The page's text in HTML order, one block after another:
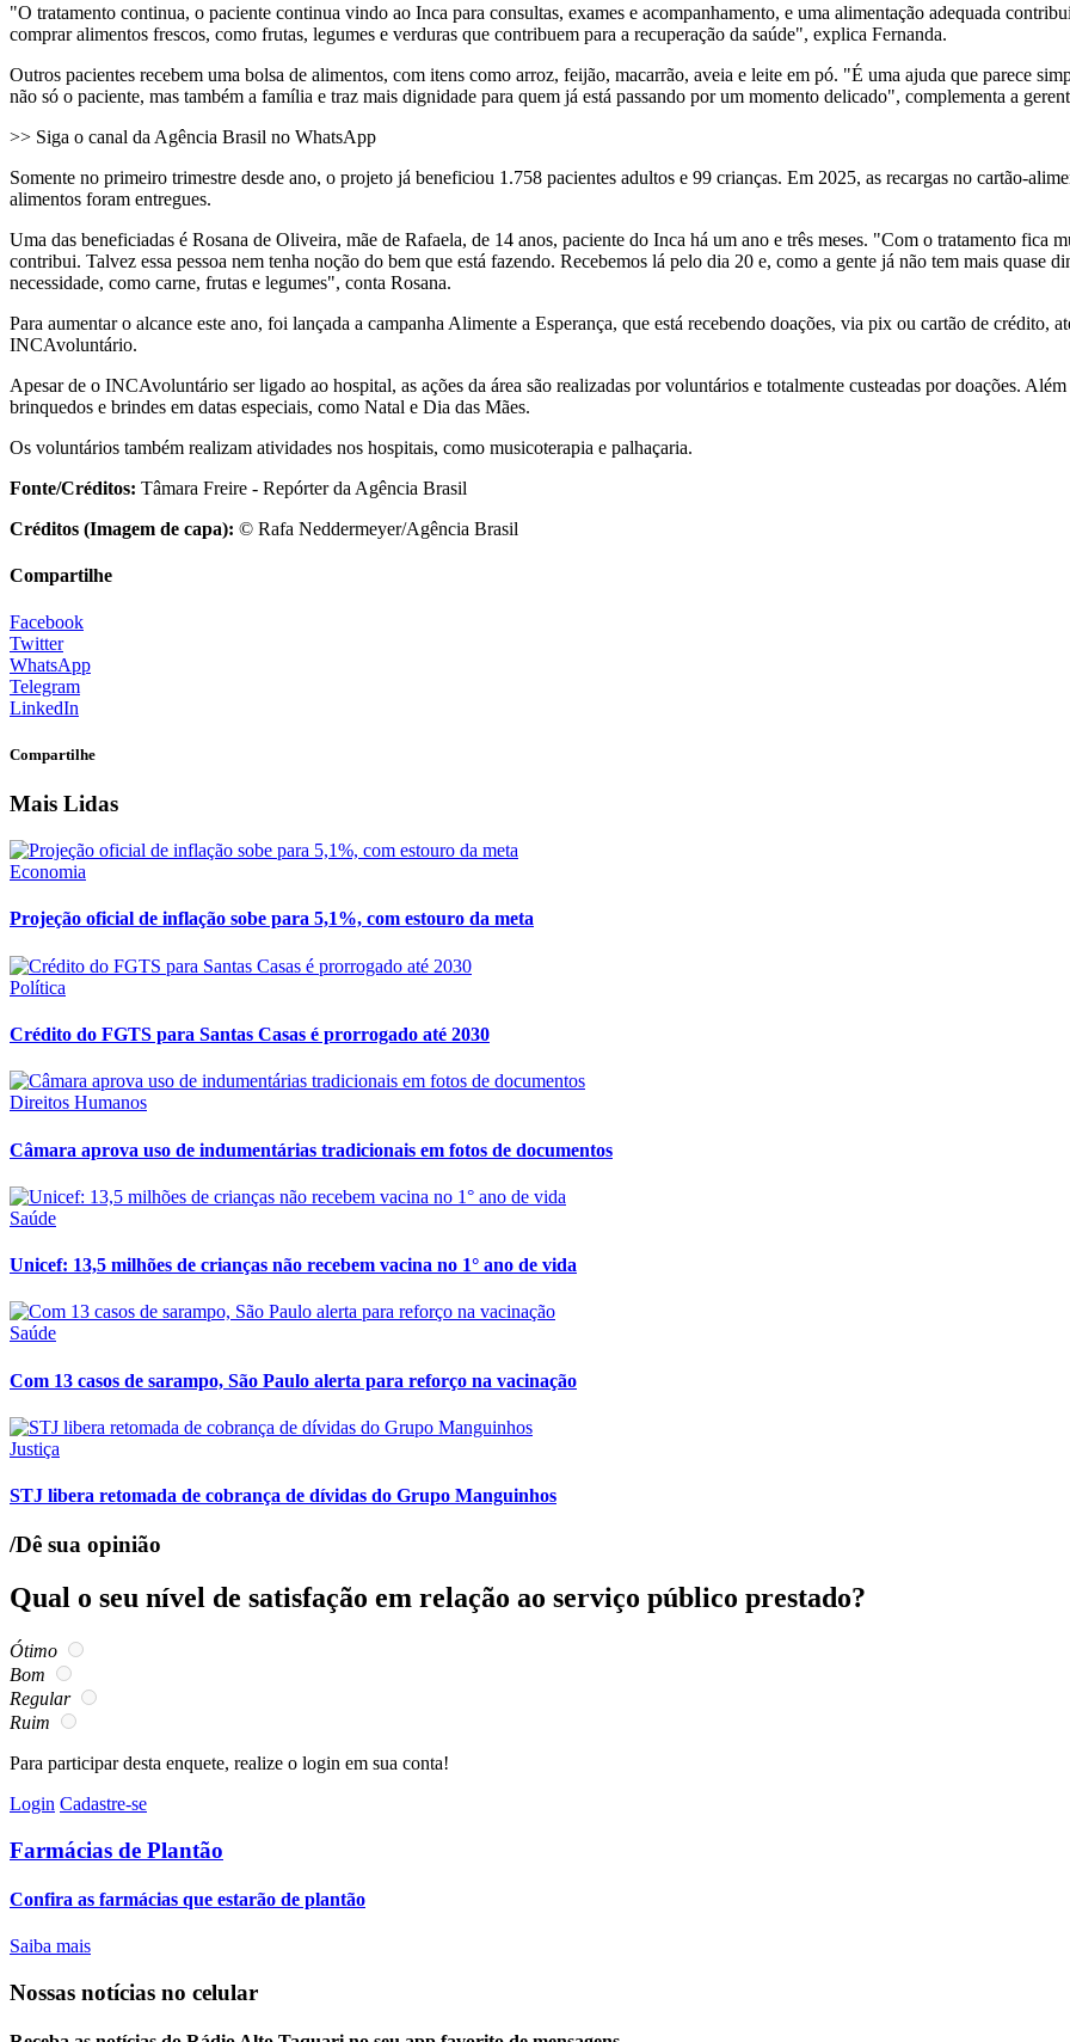
"O tratamento continua, o paciente continua vindo ao Inca para consultas, exames e acompanhamento, e uma alimentação adequada
comprar alimentos frescos, como frutas, legumes e verduras que contribuem para a recuperação da saúde", explica Fernanda.
Outros pacientes recebem uma bolsa de alimentos, com itens como arroz, feijão, macarrão, aveia e leite em pó. "É uma ajuda que parece
não só o paciente, mas também a família e traz mais dignidade para quem já está passando por um momento delicado", complementa a
>> Siga o canal da Agência Brasil no WhatsApp
Somente no primeiro trimestre desde ano, o projeto já beneficiou 1.758 pacientes adultos e 99 crianças. Em 2025, as recargas no cartão-
alimentos foram entregues.
Uma das beneficiadas é Rosana de Oliveira, mãe de Rafaela, de 14 anos, paciente do Inca há um ano e três meses. "Com o tratamento fica
contribui. Talvez essa pessoa nem tenha noção do bem que está fazendo. Recebemos lá pelo dia 20 e, como a gente já não tem mais quase
necessidade, como carne, frutas e legumes", conta Rosana.
Para aumentar o alcance este ano, foi lançada a campanha Alimente a Esperança, que está recebendo doações, via pix ou cartão de
INCAvoluntário.
Apesar de o INCAvoluntário ser ligado ao hospital, as ações da área são realizadas por voluntários e totalmente custeadas por doações.
brinquedos e brindes em datas especiais, como Natal e Dia das Mães.
Os voluntários também realizam atividades nos hospitais, como musicoterapia e palhaçaria.
Fonte/Créditos: Tâmara Freire - Repórter da Agência Brasil
Créditos (Imagem de capa): © Rafa Neddermeyer/Agência Brasil
Compartilhe
Facebook
Twitter
WhatsApp
Telegram
LinkedIn
Compartilhe
Mais Lidas
Economia
Projeção oficial de inflação sobe para 5,1%, com estouro da meta
Política
Crédito do FGTS para Santas Casas é prorrogado até 2030
Direitos Humanos
Câmara aprova uso de indumentárias tradicionais em fotos de documentos
Saúde
Unicef: 13,5 milhões de crianças não recebem vacina no 1° ano de vida
Saúde
Com 13 casos de sarampo, São Paulo alerta para reforço na vacinação
Justiça
STJ libera retomada de cobrança de dívidas do Grupo Manguinhos
/Dê sua opinião
Qual o seu nível de satisfação em relação ao serviço público prestado?
Ótimo
Bom
Regular
Ruim
Para participar desta enquete, realize o login em sua conta!
Login Cadastre-se
Farmácias de Plantão
Confira as farmácias que estarão de plantão
Saiba mais
Nossas notícias no celular